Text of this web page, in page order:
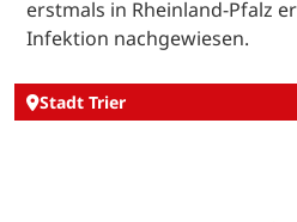
erstmals in Rheinland-Pfalz
Infektion nachgewiesen.
Stadt Trier